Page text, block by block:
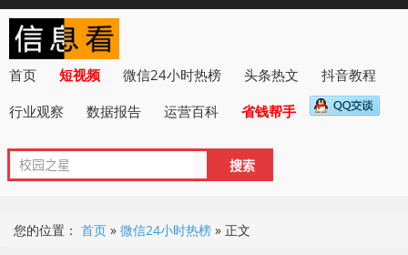
首页 短视频 微信24小时热榜 头条热文
抖音教程
行业观察
数据报告 运营百科 省钱帮手
您的位置： 首页 » 微信24小时热榜 » 正文